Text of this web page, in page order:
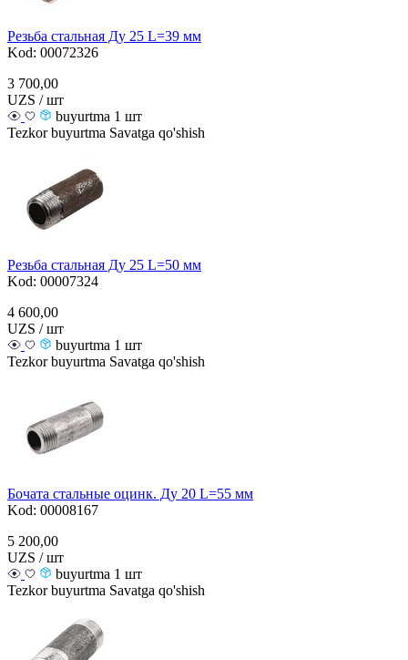
Резьба стальная Ду 25 L=39 мм
Kod: 00072326
3 700,00
UZS / шт
buyurtma 1 шт
Tezkor buyurtma Savatga qo'shish
Резьба стальная Ду 25 L=50 мм
Kod: 00007324
4 600,00
UZS / шт
buyurtma 1 шт
Tezkor buyurtma Savatga qo'shish
Бочата стальные оцинк. Ду 20 L=55 мм
Kod: 00008167
5 200,00
UZS / шт
buyurtma 1 шт
Tezkor buyurtma Savatga qo'shish